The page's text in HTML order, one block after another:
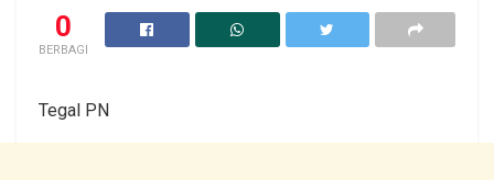
0
BERBAGI
Tegal PN